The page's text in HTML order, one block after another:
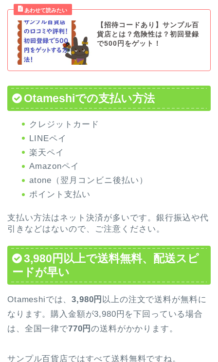
【招待コードあり】サンプル百
貨店とは？危険性は？初回登録
で500円をゲット！
Otameshiでの支払い方法
クレジットカード
LINEペイ
楽天ペイ
Amazonペイ
atone（翌月コンビニ後払い）
ポイント支払い
支払い方法はネット決済が多いです。銀行振込や代
引きなどはないので、ご注意ください。
3,980円以上で送料無料、配送スピ
ードが早い
Otameshiでは、3,980円 以上の注文で送料が無料に
なります。購入金額が3,980円を下回っている場合
は、全国一律で770円の送料がかかります。
サンプル百貨店ではすべて送料無料ですね。